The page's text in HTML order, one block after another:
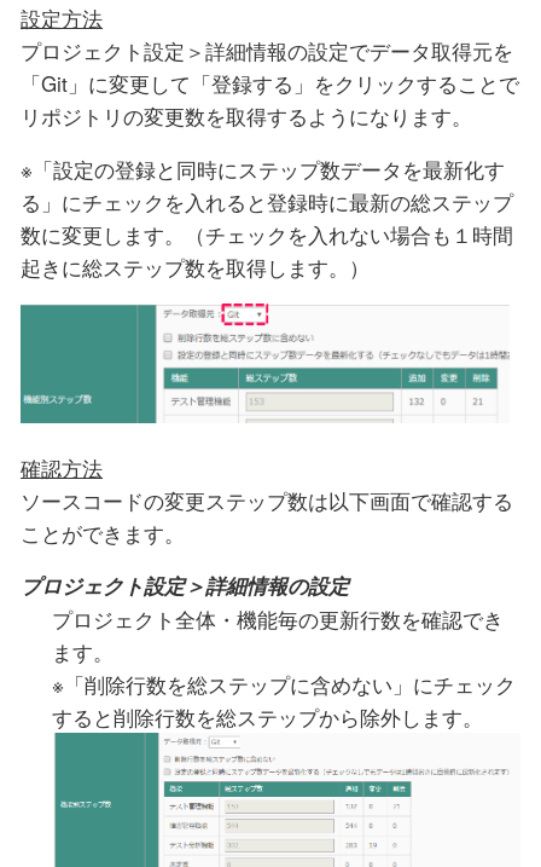
設定方法
プロジェクト設定＞詳細情報の設定でデータ取得元を
「Git」に変更して「登録する」をクリックすることで
リポジトリの変更数を取得するようになります。
※「設定の登録と同時にステップ数データを最新化す
る」にチェックを入れると登録時に最新の総ステップ
数に変更します。（チェックを入れない場合も１時間
起きに総ステップ数を取得します。）
確認方法
ソースコードの変更ステップ数は以下画面で確認する
ことができます。
プロジェクト設定＞詳細情報の設定
プロジェクト全体・機能毎の更新行数を確認でき
ます。
※「削除行数を総ステップに含めない」にチェック
すると削除行数を総ステップから除外します。